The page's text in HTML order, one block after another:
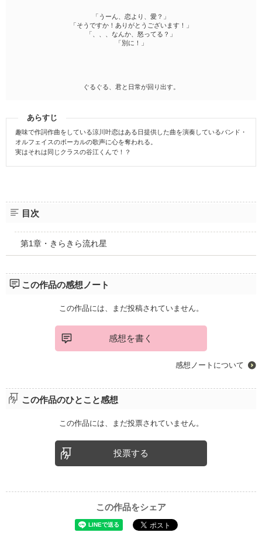
「うーん、恋より、愛？」
「そうですか！ありがとうございます！」
「、、、なんか、怒ってる？」
「別に！」
ぐるぐる、君と日常が回り出す。
あらすじ
趣味で作詞作曲をしている涼川叶恋はある日提供した曲を演奏しているバンド・
オルフェイスのボーカルの歌声に心を奪われる。
実はそれは同じクラスの谷江くんで！？
目次
第1章・きらきら流れ星
この作品の感想ノート
この作品には、まだ投稿されていません。
感想を書く
感想ノートについて
この作品のひとこと感想
この作品には、まだ投票されていません。
投票する
この作品をシェア